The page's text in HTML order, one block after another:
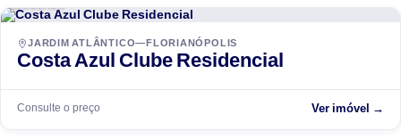
JARDIM ATLÂNTICO—FLORIANÓPOLIS
Costa Azul Clube Residencial
Consulte o preço Ver imóvel →